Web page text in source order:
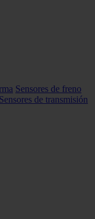
Sensores de freno
Sensores de transmisión